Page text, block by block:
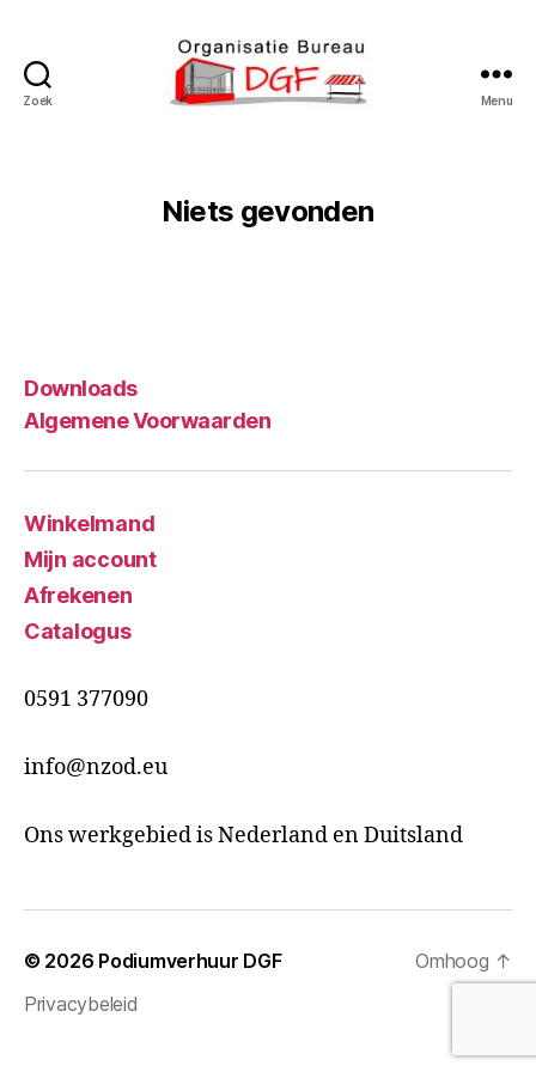
Zoek Menu
Niets gevonden
Downloads
Algemene Voorwaarden
Winkelmand
Mijn account
Afrekenen
Catalogus
0591 377090
info@nzod.eu
Ons werkgebied is Nederland en Duitsland
© 2026 Podiumverhuur DGF
Privacybeleid
Omhoog ↑